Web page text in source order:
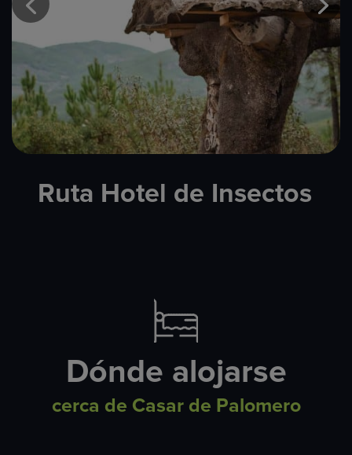
Ruta Hotel de Insectos
Dónde alojarse
cerca de Casar de Palomero